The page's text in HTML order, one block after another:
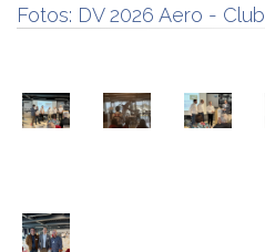
Fotos: DV 2026 Aero -